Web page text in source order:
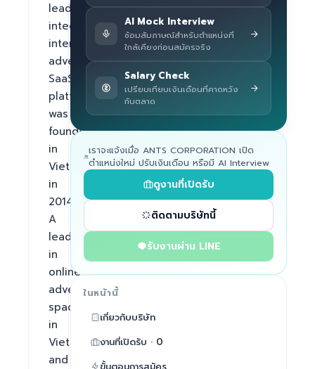
leading
integrated
internet
advertising
SaaS
platform
was
founded
in
Vietnam
in
2014.
A
leader
in
online
advertising
space
in
Vietnam
and
AI Mock Interview
ซ้อมสัมภาษณ์สำหรับตำแหน่งที่
ใกล้เคียงก่อนสมัครจริง
Salary Check
เปรียบเทียบเงินเดือนที่คาดหวัง
กับตลาด
เราจะแจ้งเมื่อ ANTS CORPORATION เปิด
ตำแหน่งใหม่ ปรับเงินเดือน หรือมี AI Interview
ดูงานที่เปิดรับ
ติดตามบริษัทนี้
รับงานผ่าน LINE
ในหน้านี้
เกี่ยวกับบริษัท
งานที่เปิดรับ · 0
ขั้นตอนการสมัคร